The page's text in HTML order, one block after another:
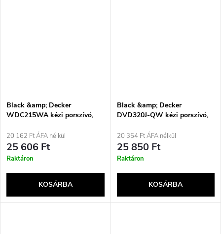
Black &amp; Decker
WDC215WA kézi porszívó,
20 162 Ft ÁFA nélkül
25 606 Ft
Raktáron
KOSÁRBA
Black &amp; Decker
DVD320J-QW kézi porszívó,
20 354 Ft ÁFA nélkül
25 850 Ft
Raktáron
KOSÁRBA